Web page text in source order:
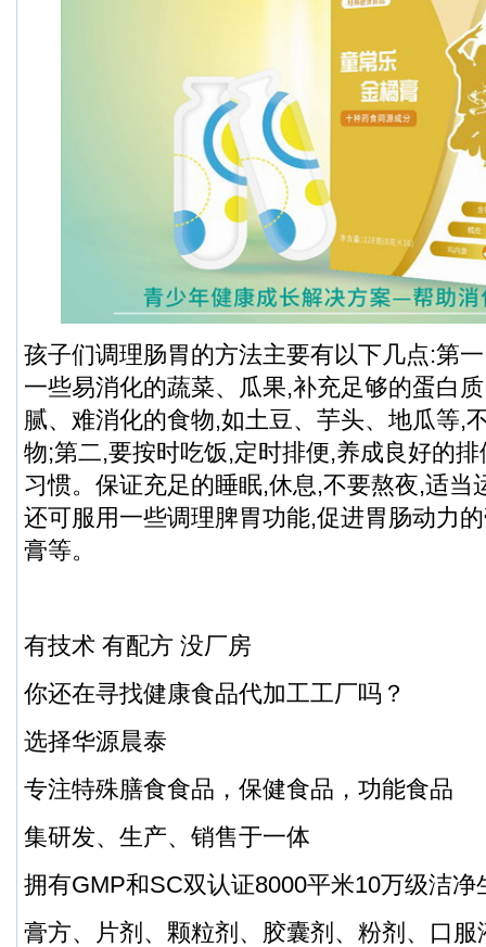
孩子们调理肠胃的方法主要有以下几点:第
一些易消化的蔬菜、瓜果,补充足够的蛋白
腻、难消化的食物,如土豆、芋头、地瓜等,
物;第二,要按时吃饭,定时排便,养成良好的
习惯。保证充足的睡眠,休息,不要熬夜,适当
还可服用一些调理脾胃功能,促进胃肠动力
膏等。
有技术 有配方 没厂房
你还在寻找健康食品代加工工厂吗？
选择华源晨泰
专注特殊膳食食品，保健食品，功能食品
集研发、生产、销售于一体
拥有GMP和SC双认证8000平米10万级洁净
膏方、片剂、颗粒剂、胶囊剂、粉剂、口服